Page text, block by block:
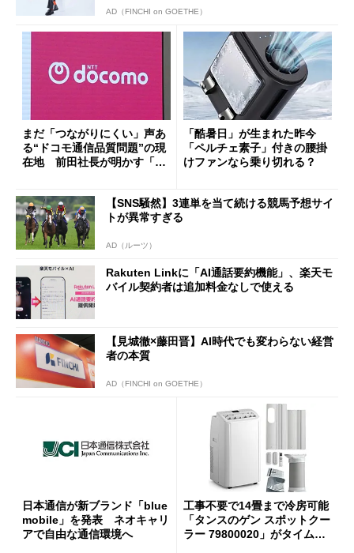
AD（FINCHI on GOETHE）
まだ「つながりにくい」声あ
る“ドコモ通信品質問題”の現
在地 前田社長が明かす「道
「酷暑日」が生まれた昨今
「ペルチェ素子」付きの腰掛
けファンなら乗り切れる？
【SNS騒然】3連単を当て続ける競馬予想サイ
トが異常すぎる
AD（ルーツ）
Rakuten Linkに「AI通話要約機能」、楽天モ
バイル契約者は追加料金なしで使える
【見城徹×藤田晋】AI時代でも変わらない経営
者の本質
AD（FINCHI on GOETHE）
日本通信が新ブランド「blue
mobile」を発表 ネオキャリ
アで自由な通信環境へ
工事不要で14畳まで冷房可能
「タンスのゲン スポットクー
ラー 79800020」がタイムセ